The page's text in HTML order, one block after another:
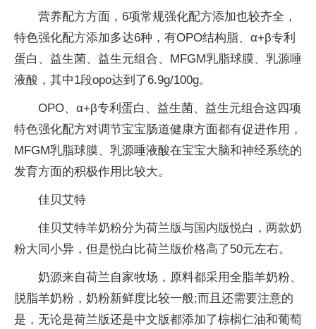
营养配方方面，6项常规强化配方添加也较齐全，
特色强化配方添加多达6种，有OPO结构脂、α+β专利
蛋白、益生菌、益生元组合、MFGM乳脂球膜、乳源唾
液酸，其中1段opo达到了6.9g/100g。
OPO、α+β专利蛋白、益生菌、益生元组合这四项
特色强化配方对调节宝宝肠道健康方面都有促进作用，
MFGM乳脂球膜、乳源唾液酸在宝宝大脑和神经系统的
发育方面的积极作用比较大。
佳贝艾特
佳贝艾特羊奶粉分为荷兰版与国内版悦白，两款奶
粉大同小异，但是悦白比荷兰版价格高了50元左右。
奶源来自荷兰自家牧场，原料都采用全脂羊奶粉、
脱脂羊奶粉，奶粉新鲜度比较一般;而且还需要注意的
是，无论是荷兰版还是中文版都添加了棕榈仁油和葡萄